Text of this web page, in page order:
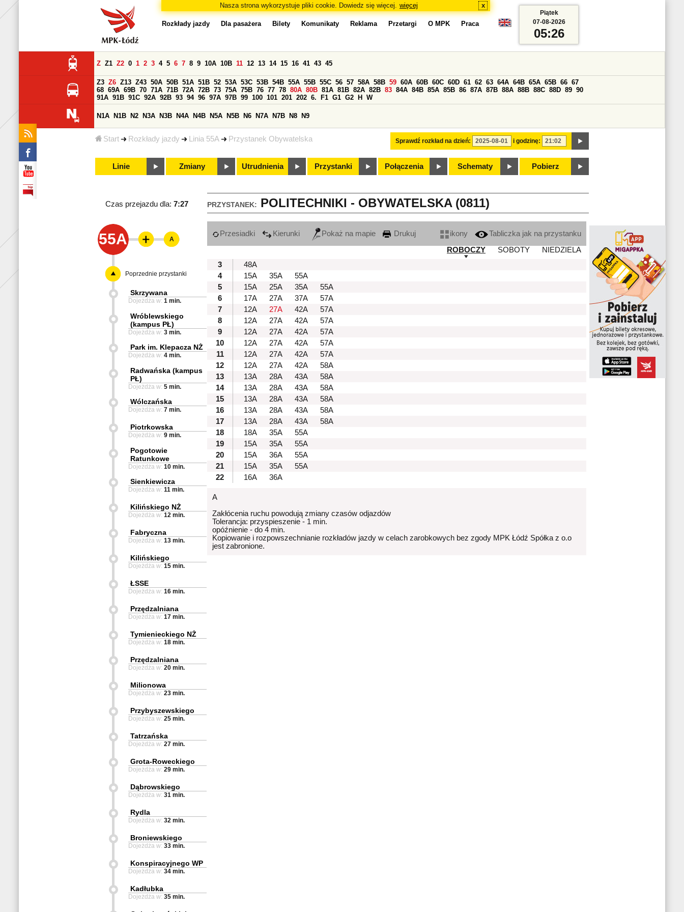
Nasza strona wykorzystuje pliki cookie. Dowiedz się więcej. więcej x
Start Rozkłady jazdy Linia 55A Przystanek Obywatelska
Rozkłady jazdy Dla pasażera Bilety Komunikaty Reklama Przetargi O MPK Praca
Sprawdź rozkład na dzień: i godzinę:
Z Z1 Z2 0 1 2 3 4 5 6 7 8 9 10A 10B 11 12 13 14 15 16 41 43 45
Z3 Z6 Z13 Z43 50A 50B 51A 51B 52 53A 53C 53B 54B 55A 55B 55C 56 57 58A 58B 59 60A 60B 60C 60D 61 62 63 64A 64B 65A 65B 66 67
68 69A 69B 70 71A 71B 72A 72B 73 75A 75B 76 77 78 80A 80B 81A 81B 82A 82B 83 84A 84B 85A 85B 86 87A 87B 88A 88B 88C 88D 89 90
91A 91B 91C 92A 92B 93 94 96 97A 97B 99 100 101 201 202 6. F1 G1 G2 H W
N1A N1B N2 N3A N3B N4A N4B N5A N5B N6 N7A N7B N8 N9
Linie Zmiany Utrudnienia Przystanki Połączenia Schematy Pobierz
Piątek
07-08-2026
05:26
PRZYSTANEK: POLITECHNIKI - OBYWATELSKA (0811)
Czas przejazdu dla: 7:27
55A Przesiadki Kierunki Pokaż na mapie Drukuj ikony
Tabliczka jak na przystanku
ROBOCZY
SOBOTY
NIEDZIELA
3
48A
4
15A 35A
55A
5
15A 25A 35A
55A
6
17A 27A 37A
57A
7
12A 27A 42A
57A
8
12A 27A 42A
57A
9
12A 27A 42A
57A
10
12A 27A 42A
57A
11
12A 27A 42A
57A
12
12A 27A 42A
58A
13
13A 28A 43A
58A
14
13A 28A 43A
58A
15
13A 28A 43A
58A
16
13A 28A 43A
58A
17
13A 28A 43A
58A
18
18A 35A
55A
19
15A 35A
55A
20
15A 36A
55A
21
15A 35A
55A
22
16A 36A
A
Zakłócenia ruchu powodują zmiany czasów odjazdów
Tolerancja: przyspieszenie - 1 min.
opóźnienie - do 4 min.
Kopiowanie i rozpowszechnianie rozkładów jazdy w celach zarobkowych bez zgody MPK Łódź Spółka z o.o
jest zabronione.
A
Poprzednie przystanki
Skrzywana
Dojeżdża w: 1 min.
Wróblewskiego
(kampus PŁ)
Dojeżdża w: 3 min.
Park im. Klepacza NŻ
Dojeżdża w: 4 min.
Radwańska (kampus
PŁ)
Dojeżdża w: 5 min.
Wólczańska
Dojeżdża w: 7 min.
Piotrkowska
Dojeżdża w: 9 min.
Pogotowie
Ratunkowe
Dojeżdża w: 10 min.
Sienkiewicza
Dojeżdża w: 11 min.
Kilińskiego NŻ
Dojeżdża w: 12 min.
Fabryczna
Dojeżdża w: 13 min.
Kilińskiego
Dojeżdża w: 15 min.
ŁSSE
Dojeżdża w: 16 min.
Przędzalniana
Dojeżdża w: 17 min.
Tymienieckiego NŻ
Dojeżdża w: 18 min.
Przędzalniana
Dojeżdża w: 20 min.
Milionowa
Dojeżdża w: 23 min.
Przybyszewskiego
Dojeżdża w: 25 min.
Tatrzańska
Dojeżdża w: 27 min.
Grota-Roweckiego
Dojeżdża w: 29 min.
Dąbrowskiego
Dojeżdża w: 31 min.
Rydla
Dojeżdża w: 32 min.
Broniewskiego
Dojeżdża w: 33 min.
Konspiracyjnego WP
Dojeżdża w: 34 min.
Kadłubka
Dojeżdża w: 35 min.